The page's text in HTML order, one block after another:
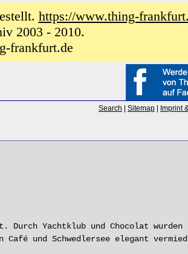
https://www.thing-
2003 - 2010.
frankfurt.de
Search Sitemap Imprint
Durch Yachtklub und Chocolat
und Schwedlersee elegant